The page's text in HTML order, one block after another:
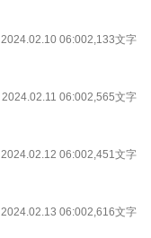
2024.02.10 06:002,133文字
2024.02.11 06:002,565文字
2024.02.12 06:002,451文字
2024.02.13 06:002,616文字